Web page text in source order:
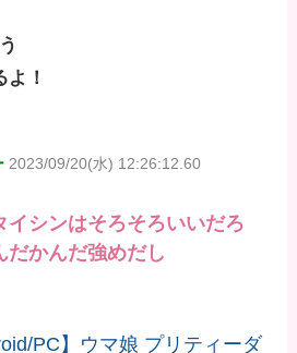
！
2023/09/20(水) 12:26:12.60
イシンはそろそろいいだろ
だかんだ強めだし
PC】ウマ娘 プリティーダ